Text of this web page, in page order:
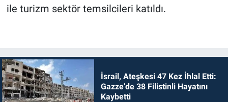
ile turizm sektör temsilcileri katıldı.
İsrail, Ateşkesi 47 Kez İhlal Etti:
Gazze’de 38 Filistinli Hayatını
Kaybetti